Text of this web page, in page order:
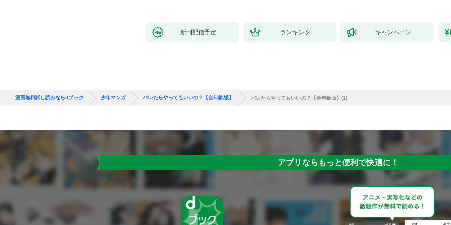
新刊配信予定 ランキング キャンペーン
漫画無料試し読みならdブック 少年マンガ バレたらやってもいいの？【全年齢版】 バレたらやってもいいの？【全年齢版】(1)
アプリならもっと便利で快適に！